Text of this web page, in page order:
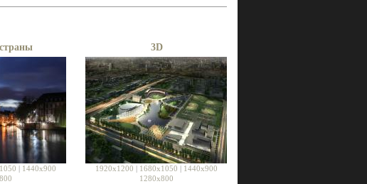
| 1440x900
3D
1920x1200 | 1680x1050 | 1440x900
1280x800